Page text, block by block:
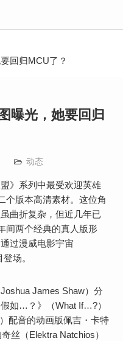
回归MCU了？
曝光，她要回归
动态
》系列中最受欢迎英雄
版本高清素材。这位角
曲折复杂，但近几年已
间两个经典的真人版形
过漫威电影宇宙
场。
James Shaw）分
如…？》（What If…?）
配音的动画版佩吉・卡特
丝（Elektra Natchios）